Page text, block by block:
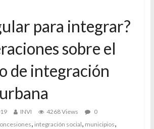
para integrar?
sobre el
de integración
INVI 4268 Views
0
, integración social, municipios,